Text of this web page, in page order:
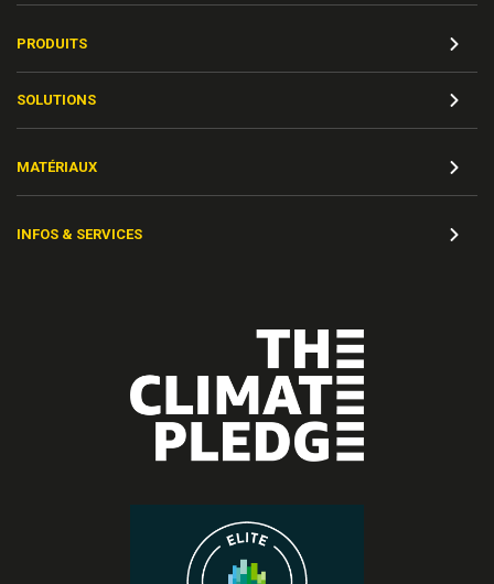
PRODUITS
SOLUTIONS
MATÉRIAUX
INFOS & SERVICES